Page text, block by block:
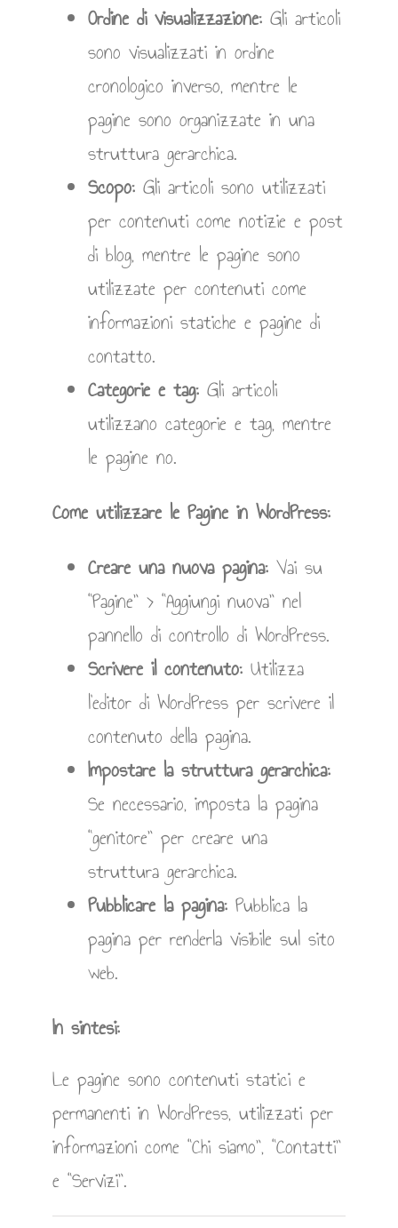
Ordine di visualizzazione: Gli articoli
sono visualizzati in ordine
cronologico inverso, mentre le
pagine sono organizzate in una
struttura gerarchica.
Scopo: Gli articoli sono utilizzati
per contenuti come notizie e post
di blog, mentre le pagine sono
utilizzate per contenuti come
informazioni statiche e pagine di
contatto.
Categorie e tag: Gli articoli
utilizzano categorie e tag, mentre
le pagine no.
Come utilizzare le Pagine in WordPress:
Creare una nuova pagina: Vai su
“Pagine” > “Aggiungi nuova” nel
pannello di controllo di WordPress.
Scrivere il contenuto: Utilizza
l’editor di WordPress per scrivere il
contenuto della pagina.
Impostare la struttura gerarchica:
Se necessario, imposta la pagina
“genitore” per creare una
struttura gerarchica.
Pubblicare la pagina: Pubblica la
pagina per renderla visibile sul sito
web.
In sintesi:
Le pagine sono contenuti statici e
permanenti in WordPress, utilizzati per
informazioni come “Chi siamo”, “Contatti”
e “Servizi”.